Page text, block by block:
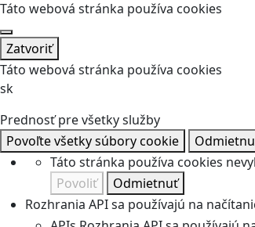
Táto webová stránka používa cookies
Zatvoriť
Táto webová stránka používa cookies
sk
Prednosť pre všetky služby
Povoľte všetky súbory cookie
Táto stránka používa cookies
Povoliť
Odmietnuť
Rozhrania API sa používajú na